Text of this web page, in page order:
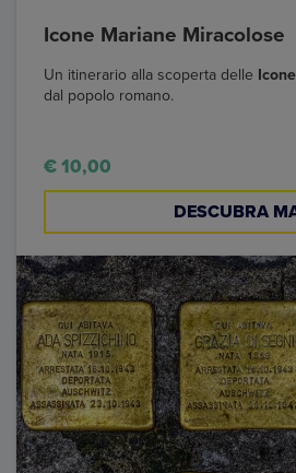
Icone Mariane Miracolose
Un itinerario alla scoperta delle
dal popolo romano.
€ 10,00
DESCUBRA